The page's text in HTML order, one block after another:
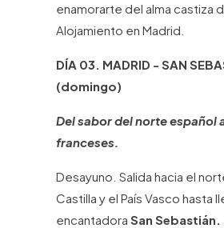
enamorarte del alma castiza
Alojamiento en Madrid.
DÍA 03. MADRID - SAN
(domingo)
Del sabor del norte español
franceses.
Desayuno. Salida hacia el
Castilla y el País Vasco hasta
encantadora San Sebastián.